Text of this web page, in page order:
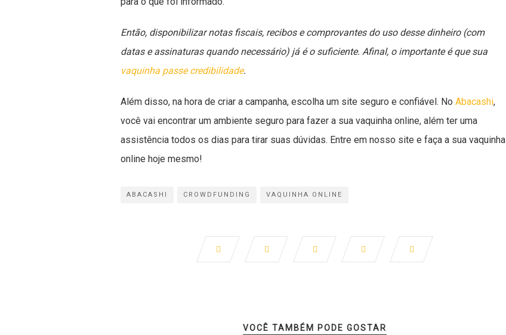
Então, disponibilizar notas fiscais, recibos e comprovantes do uso desse dinheiro (com
datas e assinaturas quando necessário) já é o suficiente. Afinal, o importante é que sua
vaquinha passe credibilidade.
Além disso, na hora de criar a campanha, escolha um site seguro e confiável. No Abacashi,
você vai encontrar um ambiente seguro para fazer a sua vaquinha online, além ter uma
assistência todos os dias para tirar suas dúvidas. Entre em nosso site e faça a sua vaquinha
online hoje mesmo!
ABACASHI CROWDFUNDING VAQUINHA ONLINE
VOCÊ TAMBÉM PODE GOSTAR